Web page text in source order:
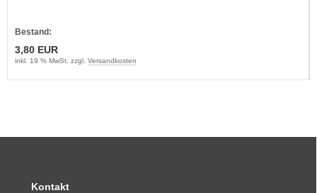
Bestand:
3,80 EUR
inkl. 19 % MwSt. zzgl. Versandkosten
Kontakt